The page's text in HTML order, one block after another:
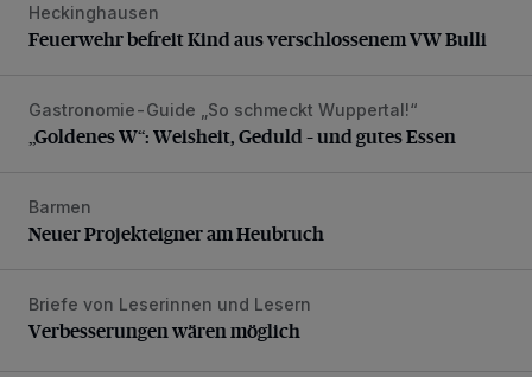
Feuerwehr befreit Kind aus verschlossenem VW Bulli
Heckinghausen
Feuerwehr befreit Kind aus verschlossenem VW Bulli
„Goldenes W“: Weisheit, Geduld – und gutes Essen
Gastronomie-Guide „So schmeckt Wuppertal!“
„Goldenes W“: Weisheit, Geduld – und gutes Essen
Neuer Projekteigner am Heubruch
Barmen
Neuer Projekteigner am Heubruch
Verbesserungen wären möglich
Briefe von Leserinnen und Lesern
Verbesserungen wären möglich